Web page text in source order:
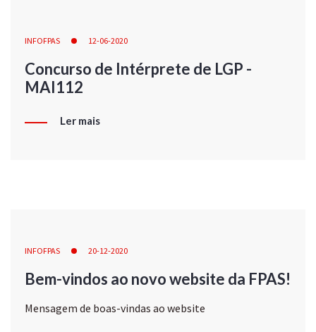
INFOFPAS 12-06-2020
Concurso de Intérprete de LGP -
MAI112
Ler mais
INFOFPAS 20-12-2020
Bem-vindos ao novo website da FPAS!
Mensagem de boas-vindas ao website